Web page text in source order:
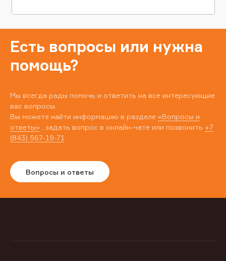
Есть вопросы или нужна
помощь?
Мы всегда рады помочь и ответить на все интересующие
вас вопросы.
Вы можете найти информацию в разделе «Вопросы и
ответы» , задать вопрос в онлайн-чате или позвонить +7
(843) 567-19-71
Вопросы и ответы